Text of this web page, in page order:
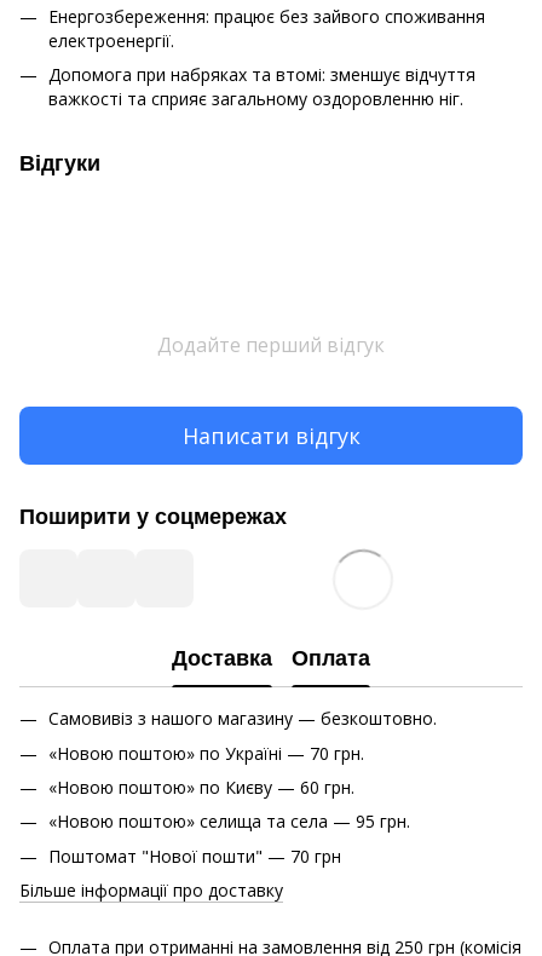
Енергозбереження: працює без зайвого споживання
електроенергії.
Допомога при набряках та втомі: зменшує відчуття
важкості та сприяє загальному оздоровленню ніг.
Відгуки
Додайте перший відгук
Написати відгук
Поширити у соцмережах
Доставка Оплата
Самовивіз з нашого магазину — безкоштовно.
«Новою поштою» по Україні — 70 грн.
«Новою поштою» по Києву — 60 грн.
«Новою поштою» cелища та села — 95 грн.
Поштомат "Нової пошти" — 70 грн
Більше інформації про доставку
Оплата при отриманні на замовлення від 250 грн (комісія